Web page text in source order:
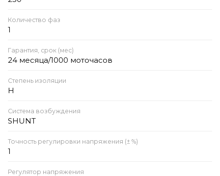
Количество фаз
1
Гарантия, срок (мес)
24 месяца/1000 моточасов
Степень изоляции
H
Система возбуждения
SHUNT
Точность регулировки напряжения (± %)
1
Регулятор напряжения